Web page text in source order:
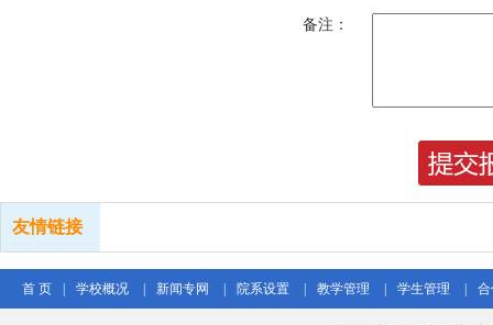
备注：
友情链接
首 页 学校概况 新闻专网 院系设置 教学管理 学生管理